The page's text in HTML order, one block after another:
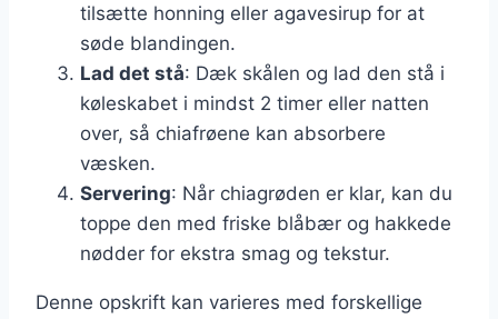
tilsætte honning eller agavesirup for at
søde blandingen.
Lad det stå: Dæk skålen og lad den stå i
køleskabet i mindst 2 timer eller natten
over, så chiafrøene kan absorbere
væsken.
Servering: Når chiagrøden er klar, kan du
toppe den med friske blåbær og hakkede
nødder for ekstra smag og tekstur.
Denne opskrift kan varieres med forskellige